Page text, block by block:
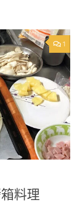
1
料理